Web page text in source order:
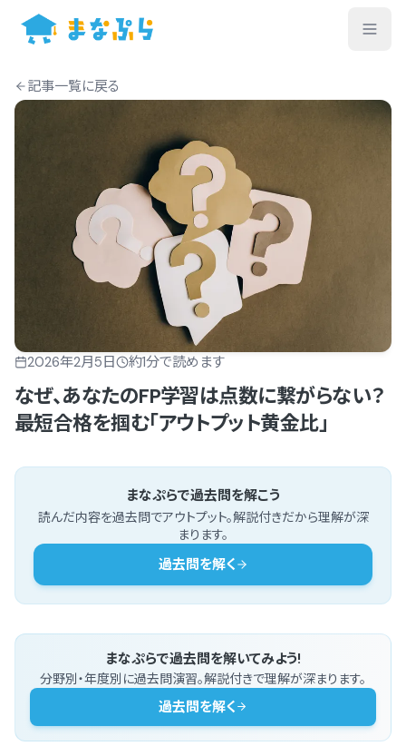
記事一覧に戻る
2026年2月5日 約1分で読めます
なぜ、あなたのFP学習は点数に繋がらない？
最短合格を掴む「アウトプット黄金比」
まなぷらで過去問を解こう
読んだ内容を過去問でアウトプット。解説付きだから理解が深
まります。
過去問を解く
まなぷらで過去問を解いてみよう!
分野別・年度別に過去問演習。解説付きで理解が深まります。
過去問を解く